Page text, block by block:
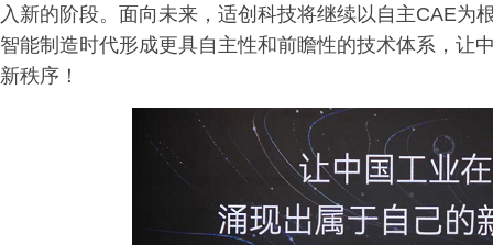
入新的阶段。面向未来，适创科技将继续以自主CAE为
智能制造时代形成更具自主性和前瞻性的技术体系，让
新秩序！